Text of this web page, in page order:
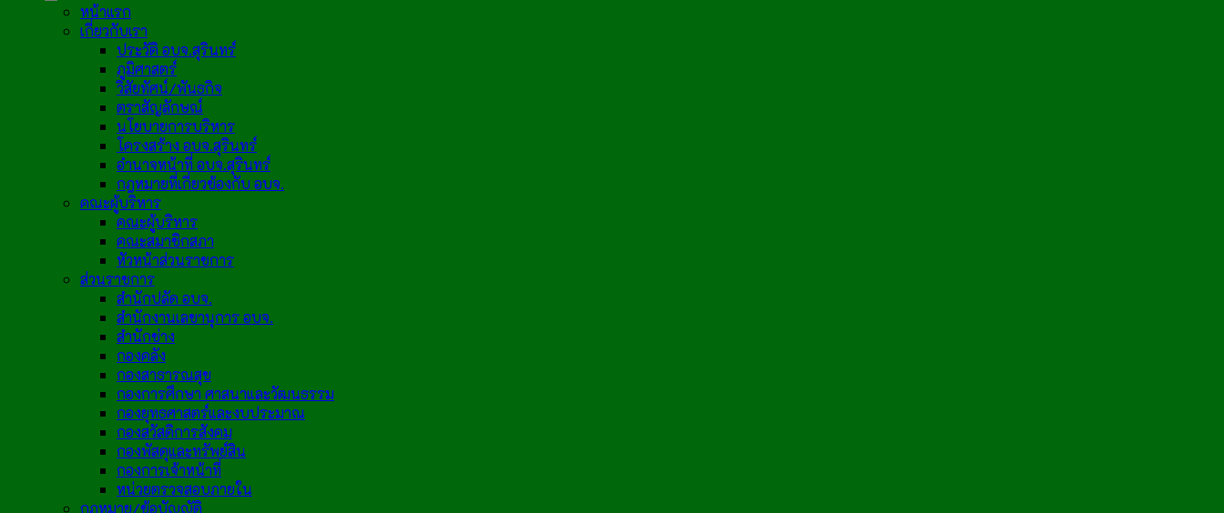
หน้าแรก
เกี่ยวกับเรา
ประวัติ อบจ.สุรินทร์
ภูมิศาสตร์
วิสัยทัศน์/พันธกิจ
ตราสัญลักษณ์
นโยบายการบริหาร
โครงสร้าง อบจ.สุรินทร์
อำนาจหน้าที่ อบจ.สุรินทร์
กฎหมายที่เกี่ยวข้องกับ อบจ.
คณะผู้บริหาร
คณะผู้บริหาร
คณะสมาชิกสภา
หัวหน้าส่วนราชการ
ส่วนราชการ
สำนักปลัด อบจ.
สำนักงานเลขานุการ อบจ.
สำนักช่าง
กองคลัง
กองสาธารณสุข
กองการศึกษา ศาสนาและวัฒนธรรม
กองยุทธศาสตร์และงบประมาณ
กองสวัสดิการสังคม
กองพัสดุและทรัพย์สิน
กองการเจ้าหน้าที่
หน่วยตรวจสอบภายใน
กฎหมาย/ข้อบัญญัติ